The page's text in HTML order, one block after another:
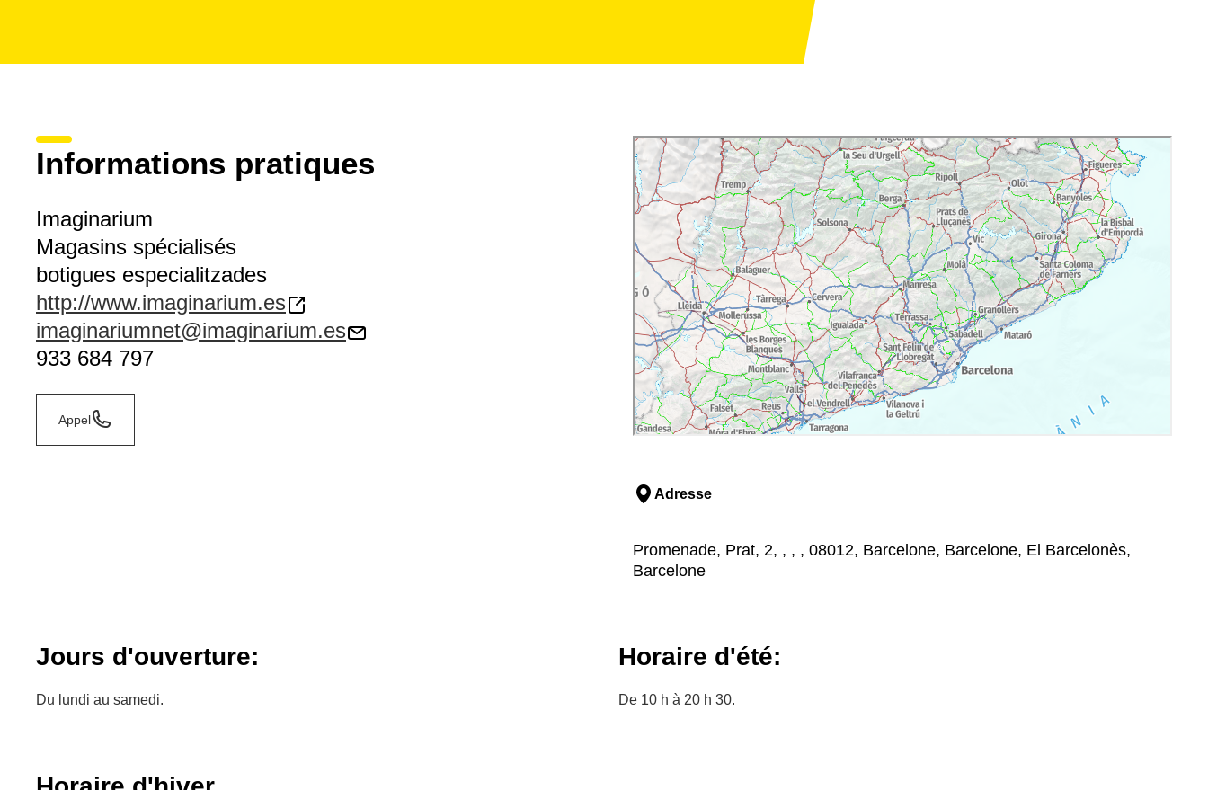
Informations pratiques
Imaginarium
Magasins spécialisés
botigues especialitzades
http://www.imaginarium.es
imaginariumnet@imaginarium.es
933 684 797
Appel
Adresse
Promenade, Prat, 2, , , , 08012, Barcelone, Barcelone, El Barcelonès,
Barcelone
Jours d'ouverture:
Du lundi au samedi.
Horaire d'été:
De 10 h à 20 h 30.